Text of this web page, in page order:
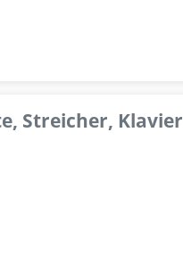
Streicher, Klavier